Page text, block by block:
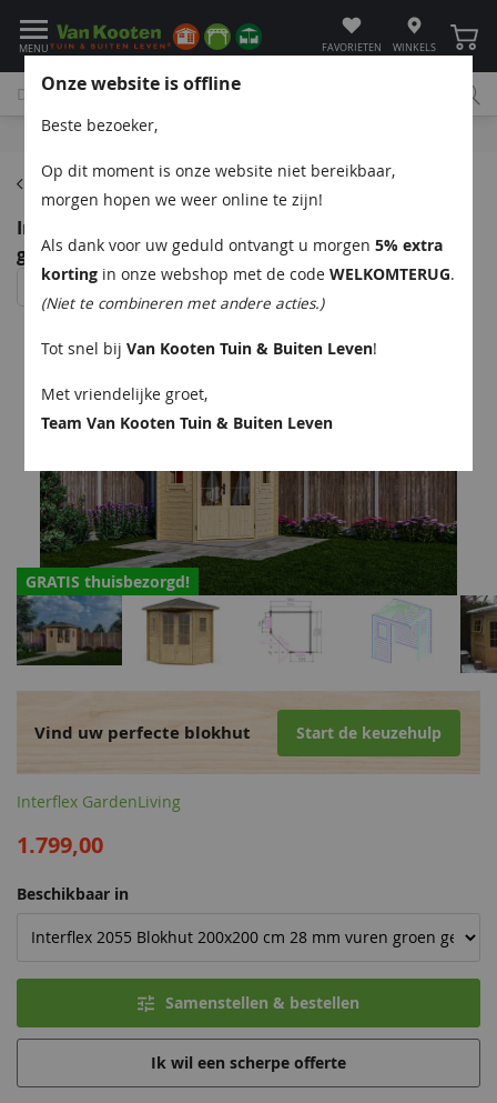
MENU FAVORIETEN WINKELS
Bel
Blokhutten
Interflex 2055 Blokhut 200x200 cm 28 mm vuren
groen geïmpregneerd
GRATIS thuisbezorgd!
Vind uw perfecte blokhut Start de keuzehulp
Interflex GardenLiving
1.799,00
Beschikbaar in
Samenstellen & bestellen
Ik wil een scherpe offerte
Onze website is offline
Beste bezoeker,
Op dit moment is onze website niet bereikbaar,
morgen hopen we weer online te zijn!
Als dank voor uw geduld ontvangt u morgen5% extra
korting in onze webshop met de codeWELKOMTERUG.
(Niet te combineren met andere acties.)
Tot snel bijVan Kooten Tuin & Buiten Leven!
Met vriendelijke groet,
Team Van Kooten Tuin & Buiten Leven